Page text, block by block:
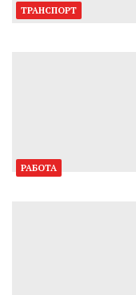
ТРАНСПОРТ
РАБОТА